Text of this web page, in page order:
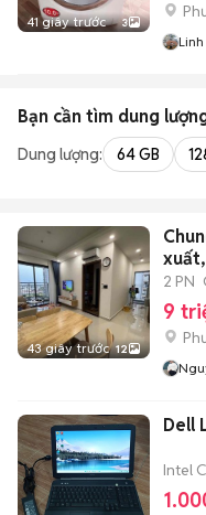
41 giây trước 3
Bạn cần tìm dung
Dung lượng: 64 GB
43 giây trước 12
2 PN
9
Dell
Intel